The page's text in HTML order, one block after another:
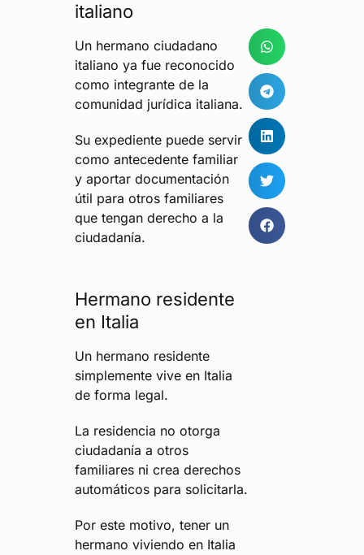
italiano
Un hermano ciudadano
italiano ya fue reconocido
como integrante de la
comunidad jurídica italiana.
Su expediente puede servir
como antecedente familiar
y aportar documentación
útil para otros familiares
que tengan derecho a la
ciudadanía.
Hermano residente
en Italia
Un hermano residente
simplemente vive en Italia
de forma legal.
La residencia no otorga
ciudadanía a otros
familiares ni crea derechos
automáticos para solicitarla.
Por este motivo, tener un
hermano viviendo en Italia